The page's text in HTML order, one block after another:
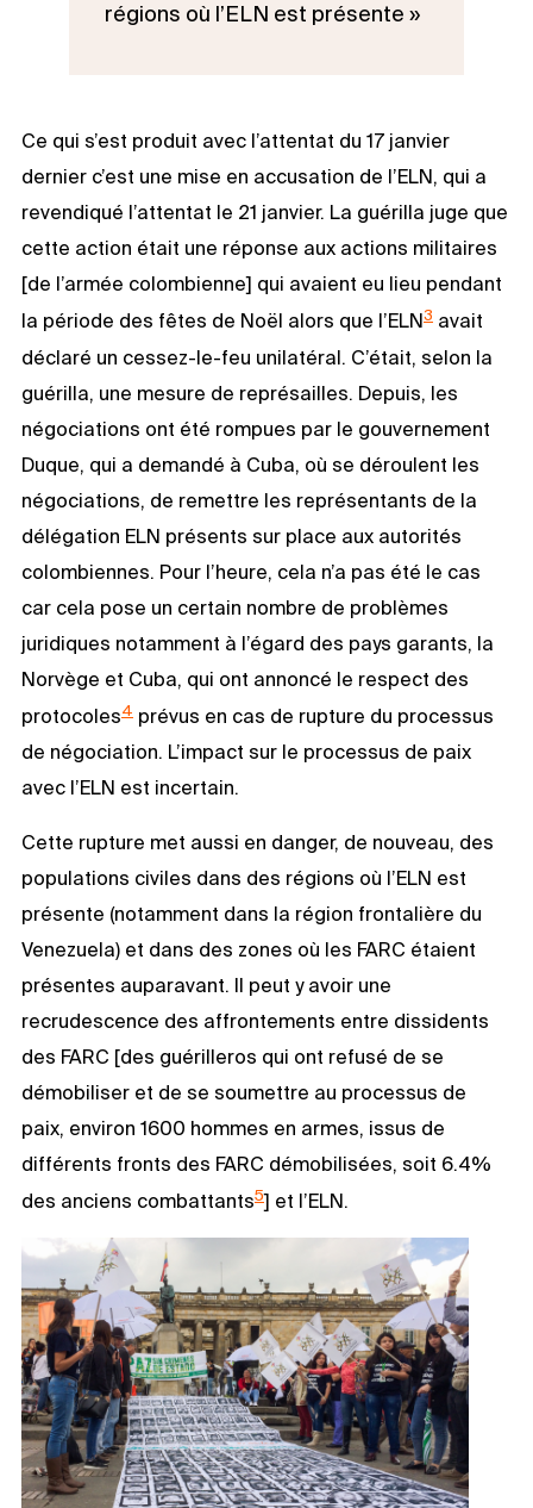
régions où l’ELN est présente »
Ce qui s’est produit avec l’attentat du 17 janvier
dernier c’est une mise en accusation de l’ELN, qui a
revendiqué l’attentat le 21 janvier. La guérilla juge que
cette action était une réponse aux actions militaires
[de l’armée colombienne] qui avaient eu lieu pendant
la période des fêtes de Noël alors que l’ELN 3 avait
déclaré un cessez-le-feu unilatéral. C’était, selon la
guérilla, une mesure de représailles. Depuis, les
négociations ont été rompues par le gouvernement
Duque, qui a demandé à Cuba, où se déroulent les
négociations, de remettre les représentants de la
délégation ELN présents sur place aux autorités
colombiennes. Pour l’heure, cela n’a pas été le cas
car cela pose un certain nombre de problèmes
juridiques notamment à l’égard des pays garants, la
Norvège et Cuba, qui ont annoncé le respect des
protocoles4 prévus en cas de rupture du processus
de négociation. L’impact sur le processus de paix
avec l’ELN est incertain.
Cette rupture met aussi en danger, de nouveau, des
populations civiles dans des régions où l’ELN est
présente (notamment dans la région frontalière du
Venezuela) et dans des zones où les FARC étaient
présentes auparavant. Il peut y avoir une
recrudescence des affrontements entre dissidents
des FARC [des guérilleros qui ont refusé de se
démobiliser et de se soumettre au processus de
paix, environ 1600 hommes en armes, issus de
différents fronts des FARC démobilisées, soit 6.4%
des anciens combattants5] et l’ELN.